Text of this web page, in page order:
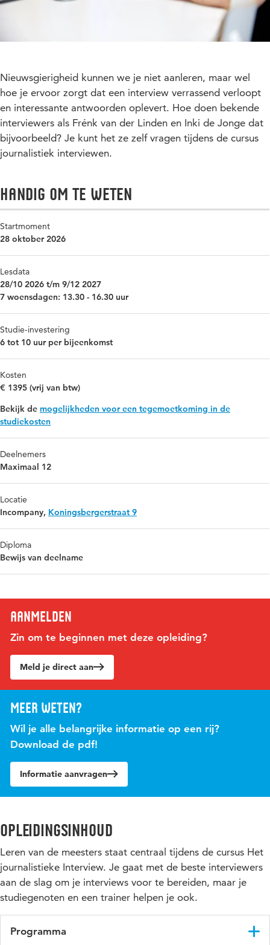
Nieuwsgierigheid kunnen we je niet aanleren, maar wel
hoe je ervoor zorgt dat een interview verrassend verloopt
en interessante antwoorden oplevert. Hoe doen bekende
interviewers als Frénk van der Linden en Inki de Jonge dat
bijvoorbeeld? Je kunt het ze zelf vragen tijdens de cursus
journalistiek interviewen.
Handig om te weten
Startmoment
28 oktober 2026
Lesdata
28/10 2026 t/m 9/12 2027
7 woensdagen: 13.30 - 16.30 uur
Studie-investering
6 tot 10 uur per bijeenkomst
Kosten
€ 1395 (vrij van btw)
Bekijk de mogelijkheden voor een tegemoetkoming in de
studiekosten
Deelnemers
Maximaal 12
Locatie
Incompany, Koningsbergerstraat 9
Diploma
Bewijs van deelname
Aanmelden
Zin om te beginnen met deze opleiding?
Meld je direct aan
Meer weten?
Wil je alle belangrijke informatie op een rij?
Download de pdf!
Informatie aanvragen
Opleidingsinhoud
Leren van de meesters staat centraal tijdens de cursus Het
journalistieke Interview. Je gaat met de beste interviewers
aan de slag om je interviews voor te bereiden, maar je
studiegenoten en een trainer helpen je ook.
Programma